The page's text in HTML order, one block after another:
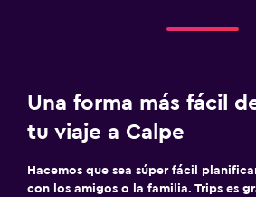
Una forma más fácil
tu viaje a Calpe
Hacemos que sea súper fácil
con los amigos o la familia. Trips es